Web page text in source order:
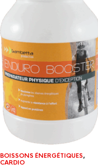
BOISSONS ÉNERGÉTIQUES,
CARDIO